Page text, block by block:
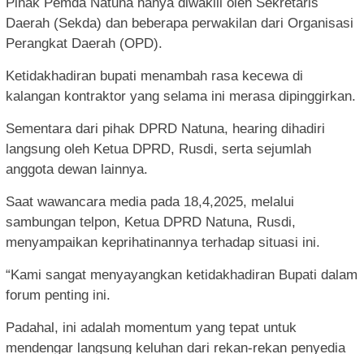
Daerah (Sekda) dan beberapa perwakilan dari Organisasi
Perangkat Daerah (OPD).
Ketidakhadiran bupati menambah rasa kecewa di
kalangan kontraktor yang selama ini merasa dipinggirkan.
Sementara dari pihak DPRD Natuna, hearing dihadiri
langsung oleh Ketua DPRD, Rusdi, serta sejumlah
anggota dewan lainnya.
Saat wawancara media pada 18,4,2025, melalui
sambungan telpon, Ketua DPRD Natuna, Rusdi,
menyampaikan keprihatinannya terhadap situasi ini.
“Kami sangat menyayangkan ketidakhadiran Bupati dalam
forum penting ini.
Padahal, ini adalah momentum yang tepat untuk
mendengar langsung keluhan dari rekan-rekan penyedia